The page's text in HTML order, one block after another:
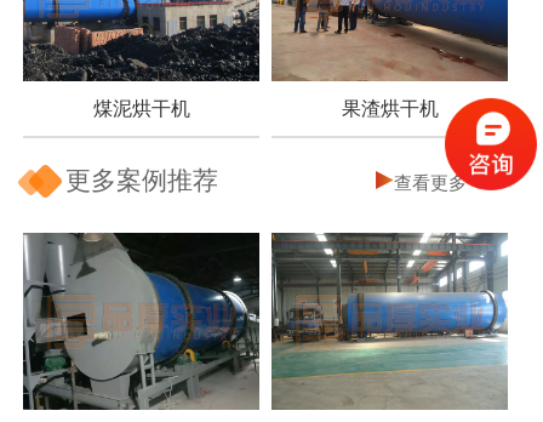
煤泥烘干机 果渣烘干机
更多案例推荐 查看更多